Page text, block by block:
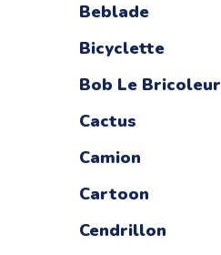
Beblade
Bicyclette
Bob Le Bricoleur
Cactus
Camion
Cartoon
Cendrillon